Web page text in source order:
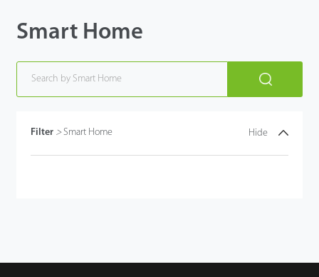
Smart Home
Filter > Smart Home Hide